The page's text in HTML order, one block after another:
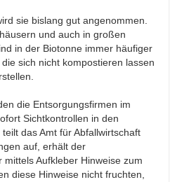
sie bislang gut angenommen.
und auch in großen
in der Biotonne immer häufiger
sich nicht kompostieren lassen
die Entsorgungsfirmen im
Sichtkontrollen in den
das Amt für Abfallwirtschaft
auf, erhält der
Aufkleber Hinweise zum
diese Hinweise nicht fruchten,